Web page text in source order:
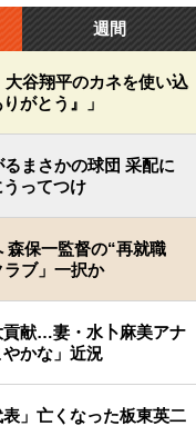
週間
谷翔平のカネを使い込
がとう』」
まさかの球団 采配に
ってつけ
森保一監督の“再就職
ブ」一択か
貢献…妻・水卜麻美アナ
かな」近況
表」亡くなった板東英二